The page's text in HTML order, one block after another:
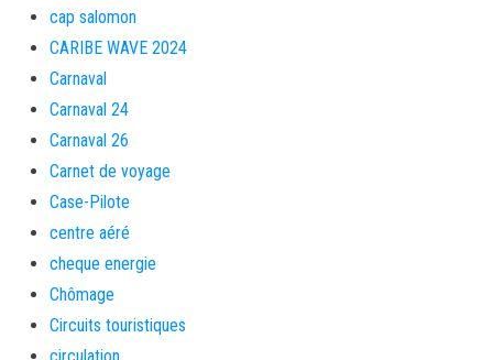
cap salomon
CARIBE WAVE 2024
Carnaval
Carnaval 24
Carnaval 26
Carnet de voyage
Case-Pilote
centre aéré
cheque energie
Chômage
Circuits touristiques